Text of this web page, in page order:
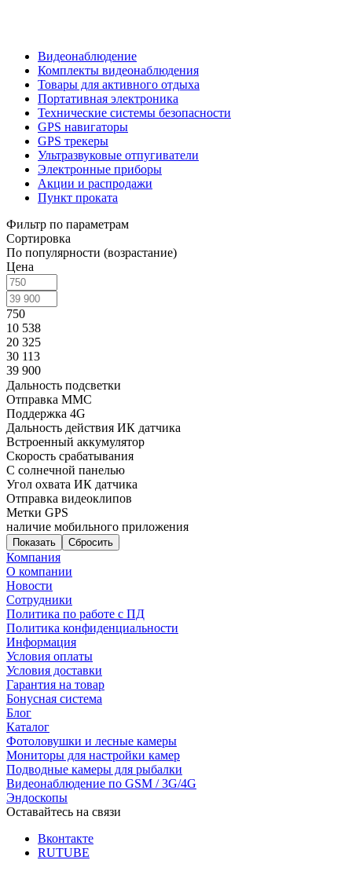
Видеонаблюдение
Комплекты видеонаблюдения
Товары для активного отдыха
Портативная электроника
Технические системы безопасности
GPS навигаторы
GPS трекеры
Ультразвуковые отпугиватели
Электронные приборы
Акции и распродажи
Пункт проката
Фильтр по параметрам
Сортировка
По популярности (возрастание)
Цена
750
10 538
20 325
30 113
39 900
Дальность подсветки
Отправка ММС
Поддержка 4G
Дальность действия ИК датчика
Встроенный аккумулятор
Скорость срабатывания
С солнечной панелью
Угол охвата ИК датчика
Отправка видеоклипов
Метки GPS
наличие мобильного приложения
Сбросить
Компания
О компании
Новости
Сотрудники
Политика по работе с ПД
Политика конфиденциальности
Информация
Условия оплаты
Условия доставки
Гарантия на товар
Бонусная система
Блог
Каталог
Фотоловушки и лесные камеры
Мониторы для настройки камер
Подводные камеры для рыбалки
Видеонаблюдение по GSM / 3G/4G
Эндоскопы
Оставайтесь на связи
Вконтакте
RUTUBE